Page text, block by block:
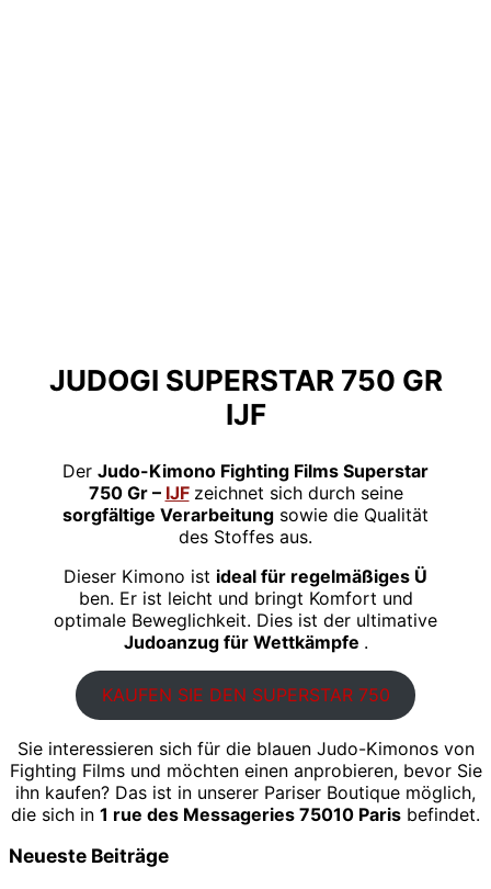
JUDOGI SUPERSTAR 750 GR
IJF
Der Judo-Kimono Fighting Films Superstar
750 Gr – IJF zeichnet sich durch seine
sorgfältige Verarbeitung sowie die Qualität
des Stoffes aus.
Dieser Kimono ist ideal für regelmäßiges Ü
ben. Er ist leicht und bringt Komfort und
optimale Beweglichkeit. Dies ist der ultimative
Judoanzug für Wettkämpfe .
KAUFEN SIE DEN SUPERSTAR 750
Sie interessieren sich für die blauen Judo-Kimonos von
Fighting Films und möchten einen anprobieren, bevor Sie
ihn kaufen? Das ist in unserer Pariser Boutique möglich,
die sich in 1 rue des Messageries 75010 Paris befindet.
Neueste Beiträge